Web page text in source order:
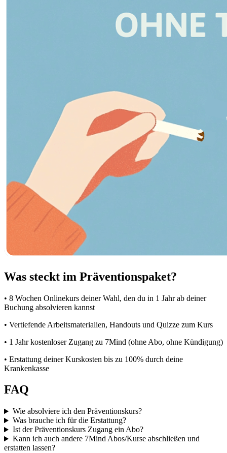
Was steckt im Präventionspaket?
• 8 Wochen Onlinekurs deiner Wahl, den du in 1 Jahr ab deiner
Buchung absolvieren kannst
• Vertiefende Arbeitsmaterialien, Handouts und Quizze zum Kurs
• 1 Jahr kostenloser Zugang zu 7Mind (ohne Abo, ohne Kündigung)
• Erstattung deiner Kurskosten bis zu 100% durch deine
Krankenkasse
FAQ
Wie absolviere ich den Präventionskurs?
Was brauche ich für die Erstattung?
Ist der Präventionskurs Zugang ein Abo?
Kann ich auch andere 7Mind Abos/Kurse abschließen und
erstatten lassen?